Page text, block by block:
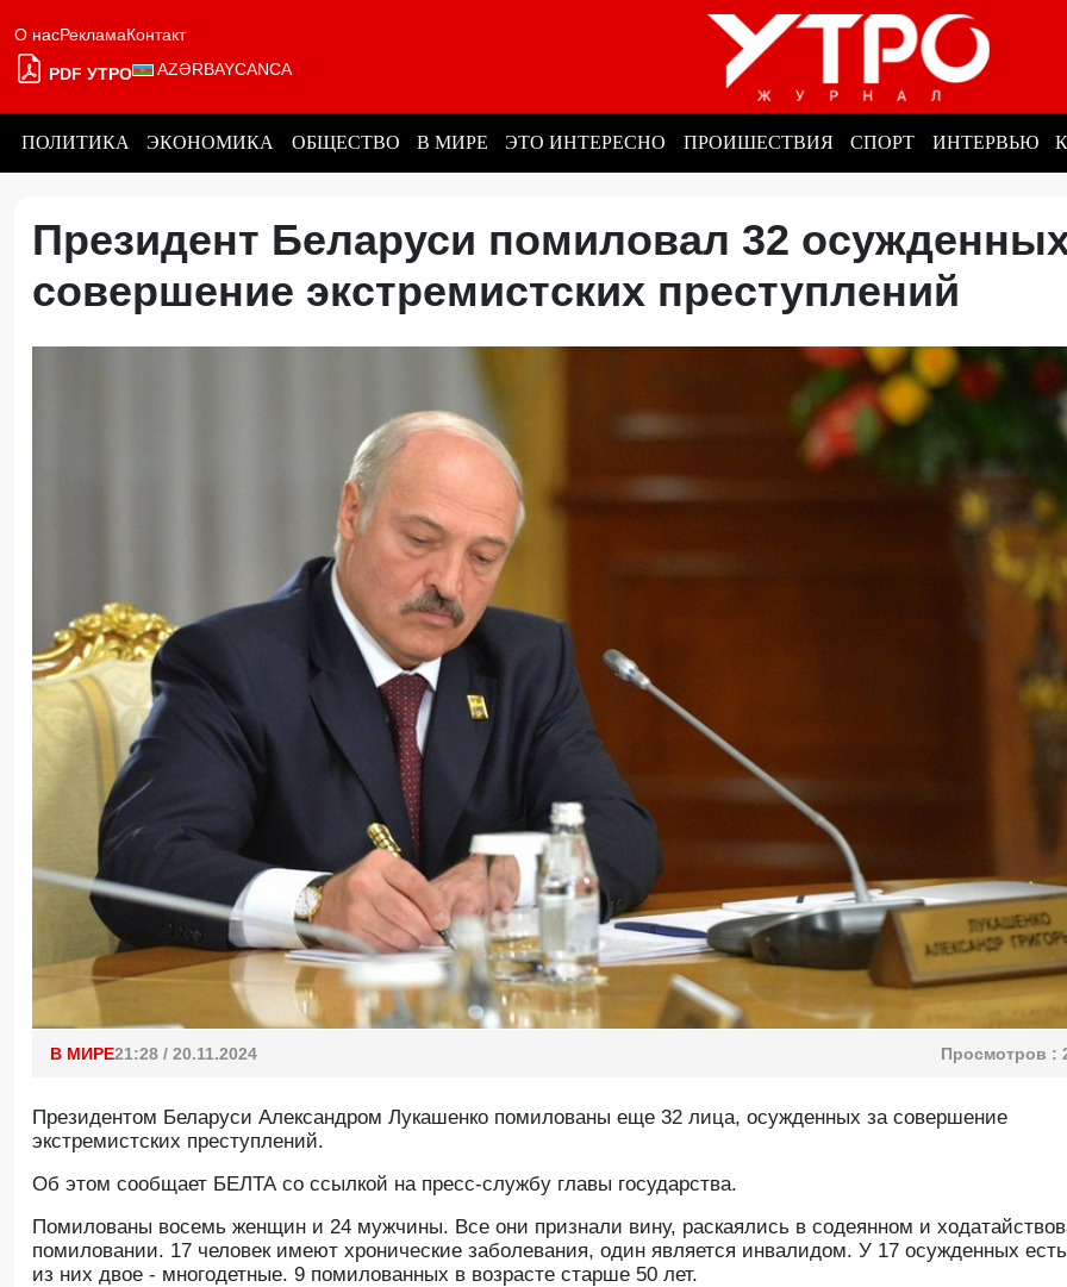
О насРекламаКонтакт
PDF УТРО AZƏRBAYCANCA
ПОЛИТИКА ЭКОНОМИКА ОБЩЕСТВО В МИРЕ ЭТО ИНТЕРЕСНО ПРОИШЕСТВИЯ СПОРТ ИНТЕРВЬЮ
Президент Беларуси помиловал 32
совершение экстремистских преступлений
В МИРЕ21:28 / 20.11.2024 Просмотров :
Президентом Беларуси Александром Лукашенко помилованы еще 32 лица, осужденных за совершение
экстремистских преступлений.
Об этом сообщает БЕЛТА со ссылкой на пресс-службу главы государства.
Помилованы восемь женщин и 24 мужчины. Все они признали вину, раскаялись в содеянном и
помиловании. 17 человек имеют хронические заболевания, один является инвалидом. У 17 осужденных
из них двое - многодетные. 9 помилованных в возрасте старше 50 лет.